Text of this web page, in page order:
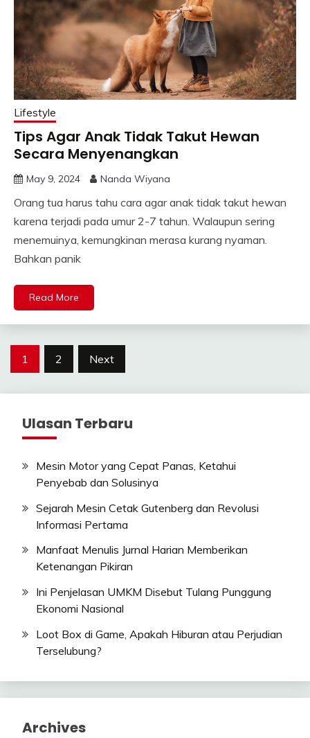
Lifestyle
Tips Agar Anak Tidak Takut Hewan
Secara Menyenangkan
May 9, 2024 Nanda Wiyana
Orang tua harus tahu cara agar anak tidak takut hewan
karena terjadi pada umur 2-7 tahun. Walaupun sering
menemuinya, kemungkinan merasa kurang nyaman.
Bahkan panik
Read More
Posts
1 2 Next
Ulasan Terbaru
Mesin Motor yang Cepat Panas, Ketahui
Penyebab dan Solusinya
Sejarah Mesin Cetak Gutenberg dan Revolusi
Informasi Pertama
Manfaat Menulis Jurnal Harian Memberikan
Ketenangan Pikiran
Ini Penjelasan UMKM Disebut Tulang Punggung
Ekonomi Nasional
Loot Box di Game, Apakah Hiburan atau Perjudian
Terselubung?
Archives